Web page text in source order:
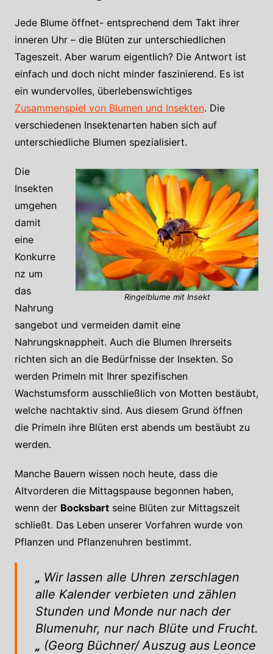
Jede Blume öffnet- entsprechend dem Takt ihrer
inneren Uhr – die Blüten zur unterschiedlichen
Tageszeit. Aber warum eigentlich? Die Antwort ist
einfach und doch nicht minder faszinierend. Es ist
ein wundervolles, überlebenswichtiges
Zusammenspiel von Blumen und Insekten. Die
verschiedenen Insektenarten haben sich auf
unterschiedliche Blumen spezialisiert.
Ringelblume mit Insekt
Die
Insekten
umgehen
damit
eine
Konkurre
nz um
das
Nahrung
sangebot und vermeiden damit eine
Nahrungsknappheit. Auch die Blumen Ihrerseits
richten sich an die Bedürfnisse der Insekten. So
werden Primeln mit Ihrer spezifischen
Wachstumsform ausschließlich von Motten bestäubt,
welche nachtaktiv sind. Aus diesem Grund öffnen
die Primeln ihre Blüten erst abends um bestäubt zu
werden.
Manche Bauern wissen noch heute, dass die
Altvorderen die Mittagspause begonnen haben,
wenn der Bocksbartseine Blüten zur Mittagszeit
schließt. Das Leben unserer Vorfahren wurde von
Pflanzen und Pflanzenuhren bestimmt.
„ Wir lassen alle Uhren zerschlagen
alle Kalender verbieten und zählen
Stunden und Monde nur nach der
Blumenuhr, nur nach Blüte und Frucht.
„ (Georg Büchner/ Auszug aus Leonce